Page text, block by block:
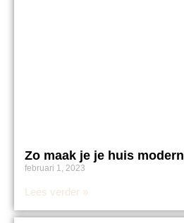
Zo maak je je huis modern
februari 1, 2023
Lees verder »